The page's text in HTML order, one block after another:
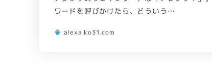
ワードを呼びかけたら、どういう…
alexa.ko31.com